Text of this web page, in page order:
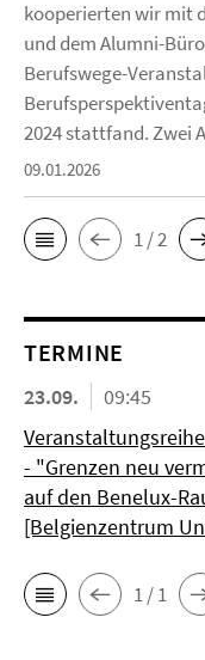
kooperierten wir mit
und dem Alumni-
Berufswege-
2024 stattfand. Zwei
09.01.2026
1 / 2
TERMINE
23.09.
09:45
- "Grenzen neu
auf den Benelux-
[Belgienzentrum
1 / 1